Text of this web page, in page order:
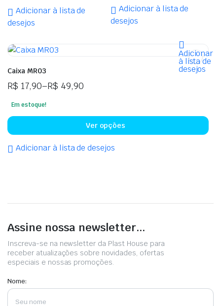
Adicionar à lista de
desejos
do
Adicionar à lista de
desejos
Adicionar
à lista de
desejos
Caixa MR03
R$ 17,90–R$ 49,90
de
preço:
R$ 17,90
R$ 49,90
Em estoque!
Ver opções
Adicionar à lista de desejos
Assine nossa newsletter...
Inscreva-se na newsletter da Plast House para
receber atualizações sobre novidades, ofertas
especiais e nossas promoções.
Nome: